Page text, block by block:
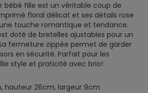
bébé fille est un véritable coup de
floral délicat et ses détails rose
touche romantique et tendance.
doté de bretelles ajustables pour un
fermeture zippée permet de garder
en sécurité. Parfait pour les
style et praticité avec brio!
hauteur 26cm, largeur 9cm